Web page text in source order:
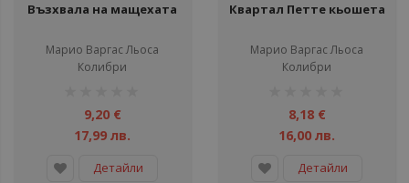
Възхвала на мащехата
Марио Варгас Льоса
Колибри
9,20 €
17,99 лв.
Детайли
Квартал Петте кьошета
Марио Варгас Льоса
Колибри
8,18 €
16,00 лв.
Детайли